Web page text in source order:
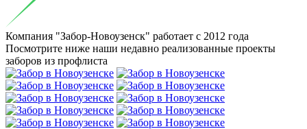
Компания "Забор-Новоузенск" работает с 2012 года
Посмотрите ниже наши недавно реализованные проекты
заборов из профлиста